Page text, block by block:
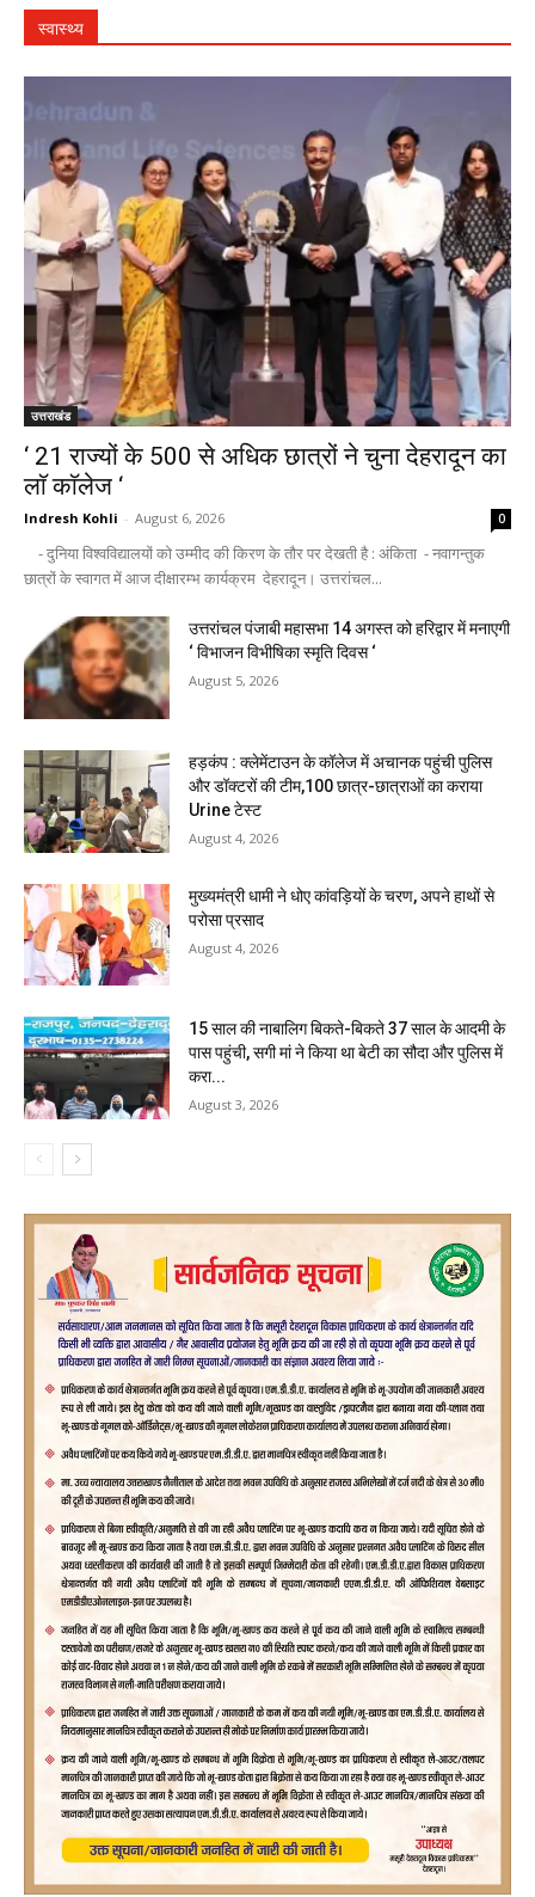
स्वास्थ्य
उत्तराखंड
‘ 21 राज्यों के 500 से अधिक छात्रों ने चुना देहरादून का
लाॅ काॅलेज ‘
Indresh Kohli - August 6, 2026 0
- दुनिया विश्वविद्यालयों को उम्मीद की किरण के तौर पर देखती है : अंकिता - नवागन्तुक
छात्रों के स्वागत में आज दीक्षारम्भ कार्यक्रम देहरादून। उत्तरांचल...
उत्तरांचल पंजाबी महासभा 14 अगस्त को हरिद्वार में मनाएगी
‘ विभाजन विभीषिका स्मृति दिवस ‘
August 5, 2026
हड़कंप : क्लेमेंटाउन के कॉलेज में अचानक पहुंची पुलिस
और डॉक्टरों की टीम,100 छात्र-छात्राओं का कराया
Urine टेस्ट
August 4, 2026
मुख्यमंत्री धामी ने धोए कांवड़ियों के चरण, अपने हाथों से
परोसा प्रसाद
August 4, 2026
15 साल की नाबालिग बिकते-बिकते 37 साल के आदमी के
पास पहुंची, सगी मां ने किया था बेटी का सौदा और पुलिस में
करा...
August 3, 2026